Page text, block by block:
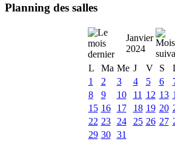
Planning des salles
Janvier
2024
L
Ma Me J V S
1
2 3 4 5 6
8
9 10 11 12 13
15 16 17 18 19 20
22 23 24 25 26 27
29 30 31